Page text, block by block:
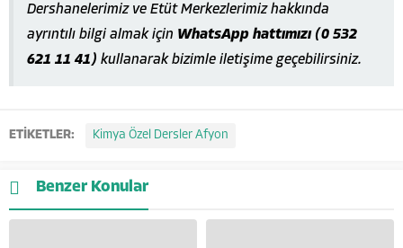
Dershanelerimiz ve Etüt Merkezlerimiz hakkında
ayrıntılı bilgi almak için WhatsApp hattımızı (0 532
621 11 41) kullanarak bizimle iletişime geçebilirsiniz.
ETİKETLER: Kimya Özel Dersler Afyon
Benzer Konular